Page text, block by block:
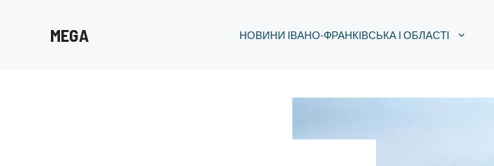
MEGA НОВИНИ ІВАНО-ФРАНКІВСЬКА І ОБЛАСТІ